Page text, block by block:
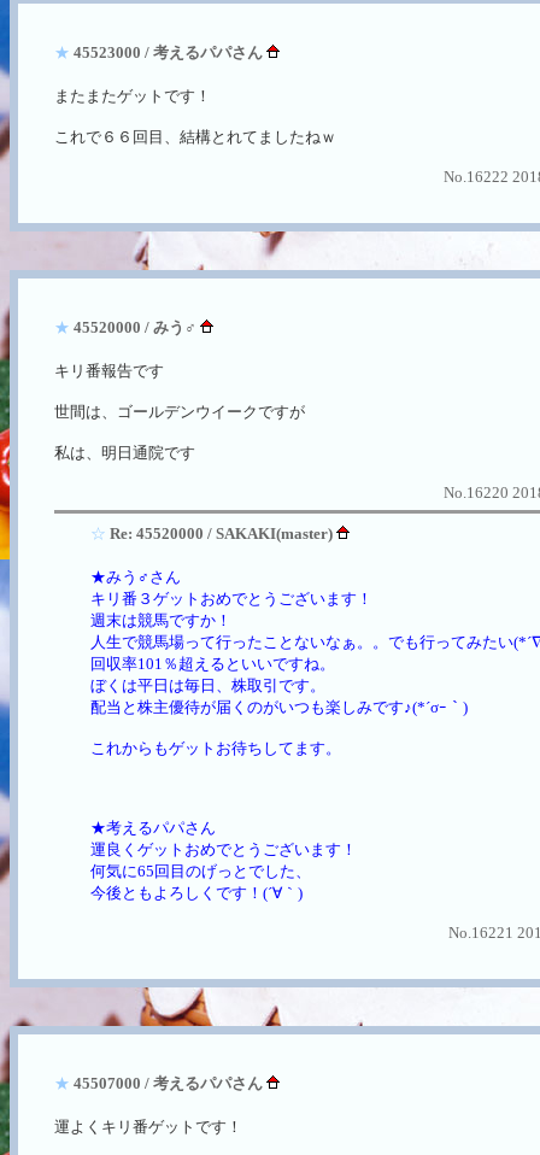
★ 45523000 / 考えるパパさん
またまたゲットです！
これで６６回目、結構とれてましたねｗ
No.16222
★ 45520000 / みう♂
キリ番報告です
世間は、ゴールデンウイークですが
私は、明日通院です
No.16220
☆ Re: 45520000 / SAKAKI(master)
★みう♂さん
キリ番３ゲットおめでとうございます！
週末は競馬ですか！
人生で競馬場って行ったことないなぁ。。でも行ってみたい
回収率101％超えるといいですね。
ぼくは平日は毎日、株取引です。
配当と株主優待が届くのがいつも楽しみです♪(*´σｰ｀)
これからもゲットお待ちしてます。
★考えるパパさん
運良くゲットおめでとうございます！
何気に65回目のげっとでした、
今後ともよろしくです！(´∀｀)
No.16221
★ 45507000 / 考えるパパさん
運よくキリ番ゲットです！